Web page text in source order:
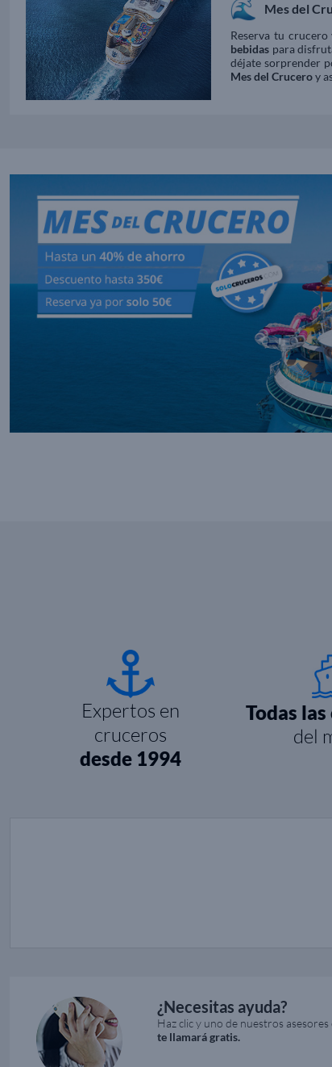
Mes del
Reserva tu
bebidas para
déjate sorprender
Mes del Cruceroy
Expertos en
cruceros
desde 1994
Todas
del
¿Necesitas ayuda?
Haz clic y uno de nuestros
te llamará gratis.